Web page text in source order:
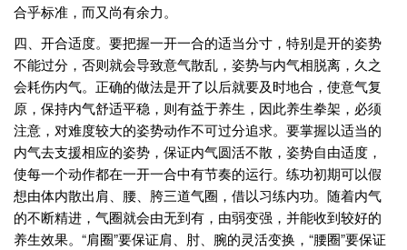
合乎标准，而又尚有余力。
四、开合适度。要把握一开一合的适当分寸，特别是开的姿势
不能过分，否则就会导致意气散乱，姿势与内气相脱离，久之
会耗伤内气。正确的做法是开了以后就要及时地合，使意气复
原，保持内气舒适平稳，则有益于养生，因此养生拳架，必须
注意，对难度较大的姿势动作不可过分追求。要掌握以适当的
内气去支援相应的姿势，保证内气圆活不散，姿势自由适度，
使每一个动作都在一开一合中有节奏的运行。练功初期可以假
想由体内散出肩、腰、胯三道气圈，借以习练内功。随着内气
的不断精进，气圈就会由无到有，由弱变强，并能收到较好的
养生效果。“肩圈”要保证肩、肘、腕的灵活变换，“腰圈”要保证